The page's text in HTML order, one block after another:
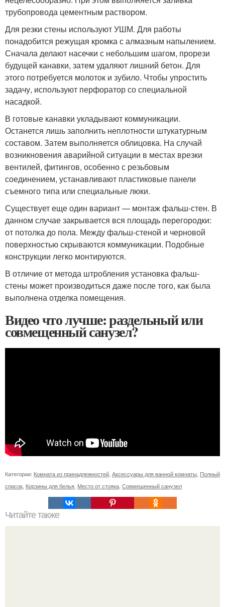
трубопровода цементным раствором.
Для резки стены используют УШМ. Для работы
понадобится режущая кромка с алмазным напылением.
Сначала делают насечки с небольшим шагом, прорези
будущей канавки, затем удаляют лишний бетон. Для
этого потребуется молоток и зубило. Чтобы упростить
задачу, используют перфоратор со специальной
насадкой.
В готовые канавки укладывают коммуникации.
Останется лишь заполнить неплотности штукатурным
составом. Затем выполняется облицовка. На случай
возникновения аварийной ситуации в местах врезки
вентилей, фитингов, особенно с резьбовым
соединением, устанавливают пластиковые панели
съемного типа или специальные люки.
Существует еще один вариант — монтаж фальш-стен. В
данном случае закрывается вся площадь перегородки:
от потолка до пола. Между фальш-стеной и черновой
поверхностью скрываются коммуникации. Подобные
конструкции легко монтируются.
В отличие от метода штробления установка фальш-
стены может производиться даже после того, как была
выполнена отделка помещения.
Видео что лучше: раздельный или
совмещенный санузел?
Категории: Комната из принадлежностей Аксессуары для ванной комнаты Полный
список Корзины для белья Место от стояка Совмещенный санузел
Читайте также